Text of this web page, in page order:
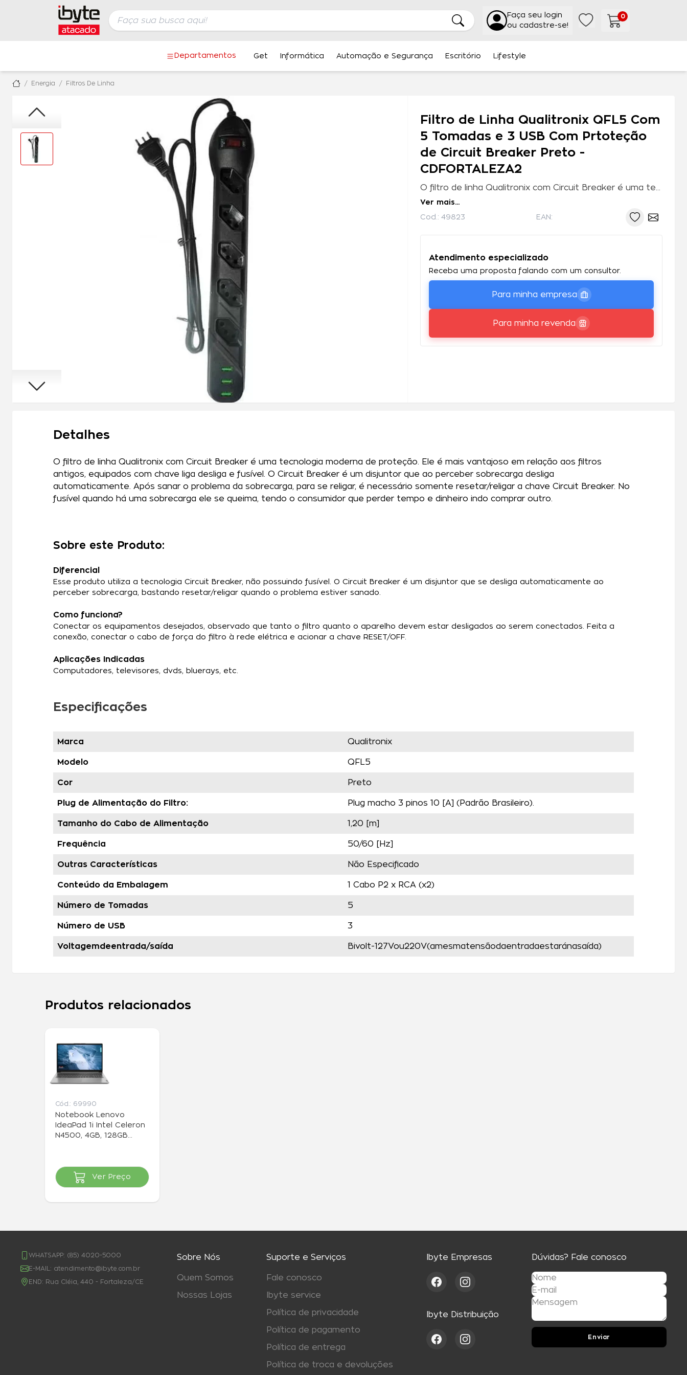
Faça seu login
ou cadastre-se!
0
Departamentos Get Informática Automação e Segurança Escritório Lifestyle
Energia Filtros De Linha
Filtro de Linha Qualitronix QFL5 Com
5 Tomadas e 3 USB Com Prtoteção
de Circuit Breaker Preto -
CDFORTALEZA2
Ver mais...
Cod.: 49823 EAN:
Atendimento especializado
Receba uma proposta falando com um consultor.
Para minha empresa
Para minha revenda
Detalhes
Produtos relacionados
Cód.: 69990
Notebook Lenovo
IdeaPad 1i Intel Celeron
N4500, 4GB, 128GB
365
vista
ou 3x de R$ 823,33
Ver Preço
WHATSAPP: (85) 4020-5000
E-MAIL: atendimento@ibyte.com.br
END: Rua Cléia, 440 - Fortaleza/CE
Sobre Nós
Quem Somos
Nossas Lojas
Suporte e Serviços
Fale conosco
Ibyte service
Política de privacidade
Política de pagamento
Política de entrega
Política de troca e devoluções
Ibyte Empresas
Ibyte Distribuição
Dúvidas? Fale conosco
Enviar